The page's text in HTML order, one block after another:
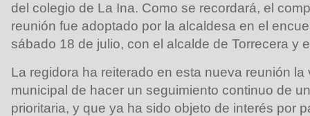
del colegio de La Ina. Como se recordará, el
reunión fue adoptado por la alcaldesa en el
sábado 18 de julio, con el alcalde de Torrecera y
La regidora ha reiterado en esta nueva reunión
municipal de hacer un seguimiento continuo de
prioritaria, y que ya ha sido objeto de interés por